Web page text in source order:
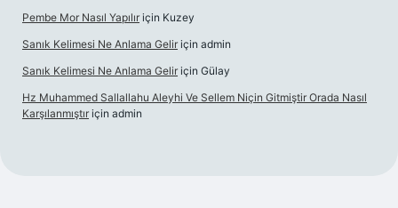
Pembe Mor Nasıl Yapılır için Kuzey
Sanık Kelimesi Ne Anlama Gelir için admin
Sanık Kelimesi Ne Anlama Gelir için Gülay
Hz Muhammed Sallallahu Aleyhi Ve Sellem Niçin Gitmiştir Orada Nasıl
Karşılanmıştır için admin